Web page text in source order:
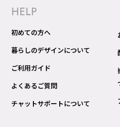
HELP
初めての方へ
暮らしのデザインについて
ご利用ガイド
よくあるご質問
チャットサポートについて